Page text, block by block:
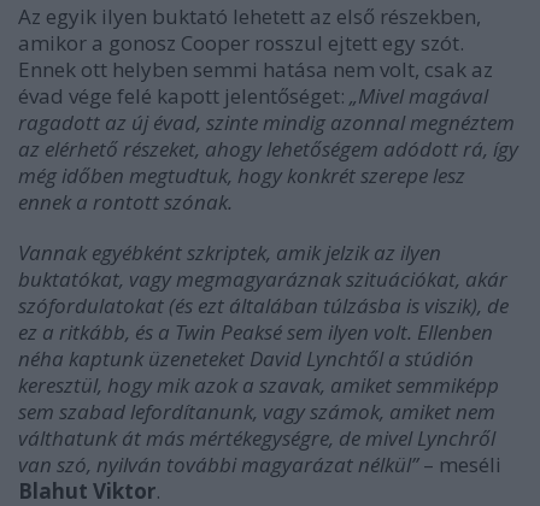
Az egyik ilyen buktató lehetett az első részekben,
amikor a gonosz Cooper rosszul ejtett egy szót.
Ennek ott helyben semmi hatása nem volt, csak az
évad vége felé kapott jelentőséget: „Mivel magával
ragadott az új évad, szinte mindig azonnal megnéztem
az elérhető részeket, ahogy lehetőségem adódott rá, így
még időben megtudtuk, hogy konkrét szerepe lesz
ennek a rontott szónak.
Vannak egyébként szkriptek, amik jelzik az ilyen
buktatókat, vagy megmagyaráznak szituációkat, akár
szófordulatokat (és ezt általában túlzásba is viszik), de
ez a ritkább, és a Twin Peaksé sem ilyen volt. Ellenben
néha kaptunk üzeneteket David Lynchtől a stúdión
keresztül, hogy mik azok a szavak, amiket semmiképp
sem szabad lefordítanunk, vagy számok, amiket nem
válthatunk át más mértékegységre, de mivel Lynchről
van szó, nyilván további magyarázat nélkül”– meséli
Blahut Viktor.